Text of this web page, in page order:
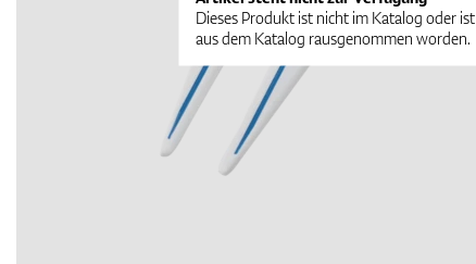
Dieses Produkt ist nicht im Katalog oder ist
aus dem Katalog rausgenommen worden.